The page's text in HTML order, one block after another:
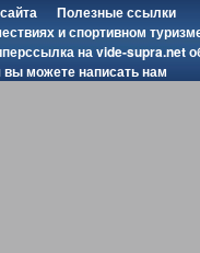
Полезные ссылки
и спортивном
наvide-supra.net
вы можетенаписать нам